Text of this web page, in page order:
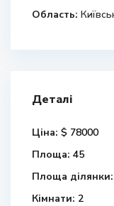
Область:
Деталі
Ціна: $ 78000
Площа: 45
Площа ділянки:
Кімнати: 2